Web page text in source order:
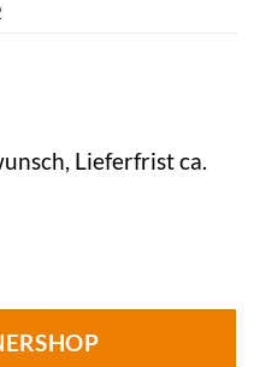
Lieferfrist ca.